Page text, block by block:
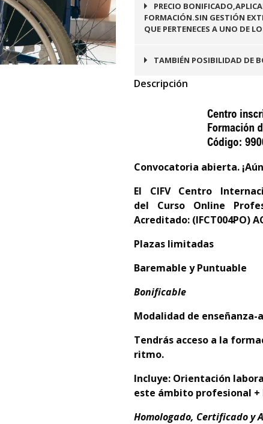
PRECIO
FORMACIÓN.SIN GESTIÓN
QUE PERTENECES A UNO DE
TAMBIÉN POSIBILIDAD DE
Descripción
Convocatoria abierta.
El
CIFV Centro
del
Curso Online
Acreditado: (IFCT004PO)
Plazas limitadas
Baremable y Puntuable
Bonificable
Modalidad de enseñanza-
Tendrás acceso a la
ritmo.
Incluye: Orientación
este ámbito profesional +
Homologado, Certificado y